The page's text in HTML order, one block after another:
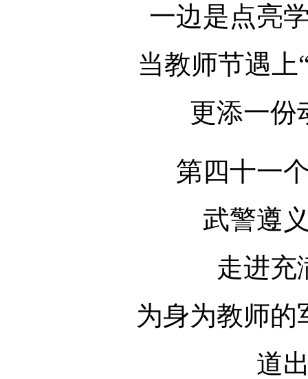
一边是点亮
当教师节遇上
更添一份
第四十一
武警遵
走进充
为身为教师的
道